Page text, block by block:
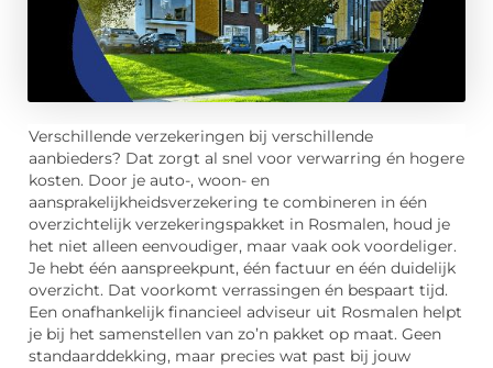
Verschillende verzekeringen bij verschillende
aanbieders? Dat zorgt al snel voor verwarring én hogere
kosten. Door je auto-, woon- en
aansprakelijkheidsverzekering te combineren in één
overzichtelijk verzekeringspakket in Rosmalen, houd je
het niet alleen eenvoudiger, maar vaak ook voordeliger.
Je hebt één aanspreekpunt, één factuur en één duidelijk
overzicht. Dat voorkomt verrassingen én bespaart tijd.
Een onafhankelijk financieel adviseur uit Rosmalen helpt
je bij het samenstellen van zo’n pakket op maat. Geen
standaarddekking, maar precies wat past bij jouw